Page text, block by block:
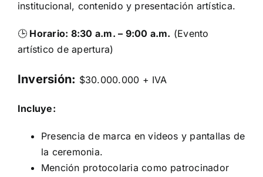
institucional, contenido y presentación artística.
🕒 Horario: 8:30 a.m. – 9:00 a.m. (Evento
artístico de apertura)
Inversión: $30.000.000 + IVA
Incluye:
Presencia de marca en videos y pantallas de
la ceremonia.
Mención protocolaria como patrocinador